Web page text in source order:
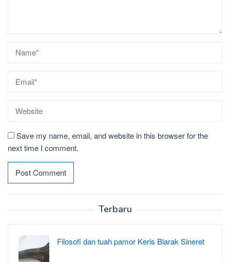
Save my name, email, and website in this browser for the
next time I comment.
Terbaru
Filosofi dan tuah pamor Keris Blarak Sineret